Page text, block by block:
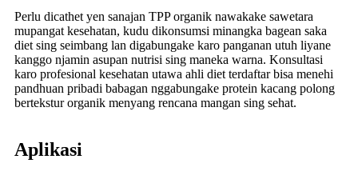
Perlu dicathet yen sanajan TPP organik nawakake sawetara
mupangat kesehatan, kudu dikonsumsi minangka bagean saka
diet sing seimbang lan digabungake karo panganan utuh liyane
kanggo njamin asupan nutrisi sing maneka warna. Konsultasi
karo profesional kesehatan utawa ahli diet terdaftar bisa menehi
pandhuan pribadi babagan nggabungake protein kacang polong
bertekstur organik menyang rencana mangan sing sehat.
Aplikasi